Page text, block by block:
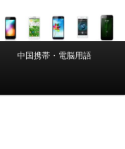
中国携帯・電脳用語